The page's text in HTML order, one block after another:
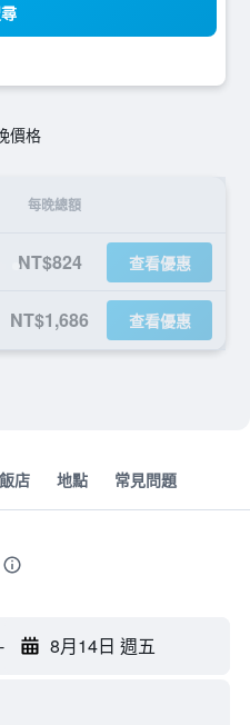
價格
每晚總額
NT$824 查看優惠
NT$1,686 查看優惠
店 地點 常見問題
- 8月14日 週五